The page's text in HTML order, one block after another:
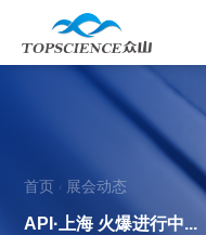
首页 / 展会动态
API·上海 火爆进行中...